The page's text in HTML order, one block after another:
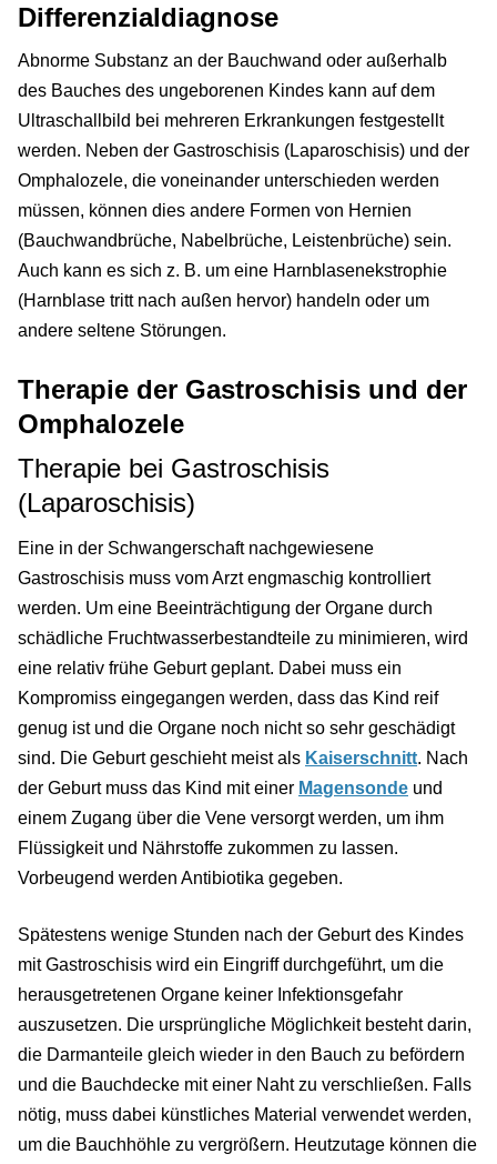
Differenzialdiagnose
Abnorme Substanz an der Bauchwand oder außerhalb
des Bauches des ungeborenen Kindes kann auf dem
Ultraschallbild bei mehreren Erkrankungen festgestellt
werden. Neben der Gastroschisis (Laparoschisis) und der
Omphalozele, die voneinander unterschieden werden
müssen, können dies andere Formen von Hernien
(Bauchwandbrüche, Nabelbrüche, Leistenbrüche) sein.
Auch kann es sich z. B. um eine Harnblasenekstrophie
(Harnblase tritt nach außen hervor) handeln oder um
andere seltene Störungen.
Therapie der Gastroschisis und der
Omphalozele
Therapie bei Gastroschisis
(Laparoschisis)
Eine in der Schwangerschaft nachgewiesene
Gastroschisis muss vom Arzt engmaschig kontrolliert
werden. Um eine Beeinträchtigung der Organe durch
schädliche Fruchtwasserbestandteile zu minimieren, wird
eine relativ frühe Geburt geplant. Dabei muss ein
Kompromiss eingegangen werden, dass das Kind reif
genug ist und die Organe noch nicht so sehr geschädigt
sind. Die Geburt geschieht meist als Kaiserschnitt. Nach
der Geburt muss das Kind mit einer Magensonde und
einem Zugang über die Vene versorgt werden, um ihm
Flüssigkeit und Nährstoffe zukommen zu lassen.
Vorbeugend werden Antibiotika gegeben.
Spätestens wenige Stunden nach der Geburt des Kindes
mit Gastroschisis wird ein Eingriff durchgeführt, um die
herausgetretenen Organe keiner Infektionsgefahr
auszusetzen. Die ursprüngliche Möglichkeit besteht darin,
die Darmanteile gleich wieder in den Bauch zu befördern
und die Bauchdecke mit einer Naht zu verschließen. Falls
nötig, muss dabei künstliches Material verwendet werden,
um die Bauchhöhle zu vergrößern. Heutzutage können die